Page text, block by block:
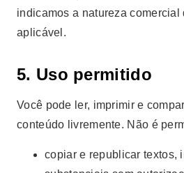
indicamos a natureza comercial
aplicável.
5. Uso permitido
Você pode ler, imprimir e
conteúdo livremente. Não é
copiar e republicar textos,